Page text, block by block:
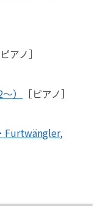
ピアノ］
） ［ピアノ］
Furtwängler,